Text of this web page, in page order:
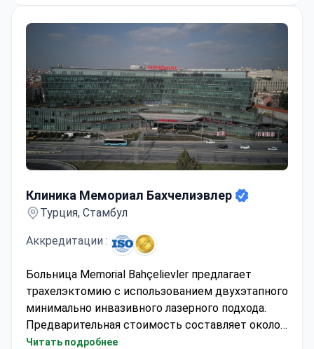
Клиника Мемориал Бахчелиэвлер
Турция, Стамбул
Аккредитации :
Больница Memorial Bahçelievler предлагает
трахелэктомию с использованием двухэтапного
минимально инвазивного лазерного подхода.
Предварительная стоимость составляет около
17 000 долларов США. Она обычно включает
Читать подробнее